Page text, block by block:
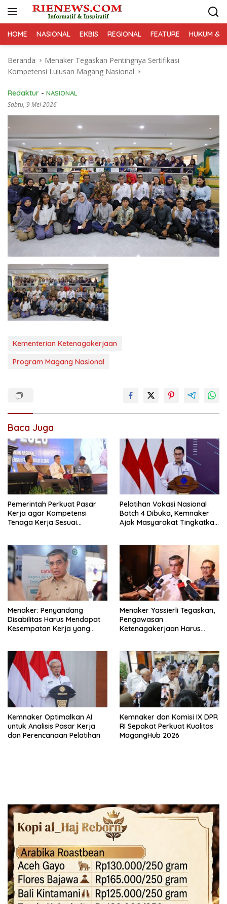
HOME NASIONAL EKBIS REGIONAL FEATURE HUKUM &
Beranda
Menaker Tegaskan Pentingnya Sertifikasi
Kompetensi Lulusan Magang Nasional
Redaktur - NASIONAL
Sabtu, 9 Mei 2026
Kementerian Ketenagakerjaan
Program Magang Nasional
Baca Juga
Pemerintah Perkuat Pasar
Kerja agar Kompetensi
Tenaga Kerja Sesuai
Pelatihan Vokasi Nasional
Batch 4 Dibuka, Kemnaker
Ajak Masyarakat Tingkatkan
Menaker: Penyandang
Disabilitas Harus Mendapat
Kesempatan Kerja yang
Menaker Yassierli Tegaskan,
Pengawasan
Ketenagakerjaan Harus
Kemnaker Optimalkan AI
untuk Analisis Pasar Kerja
dan Perencanaan Pelatihan
Kemnaker dan Komisi IX DPR
RI Sepakat Perkuat Kualitas
MagangHub 2026